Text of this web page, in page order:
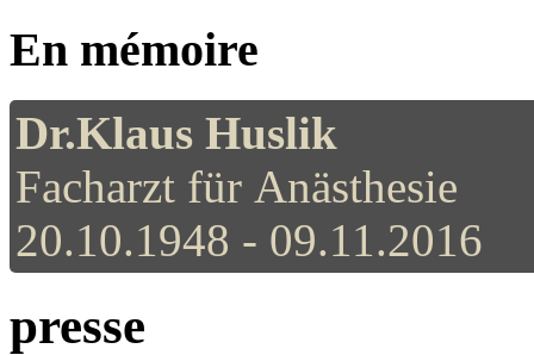
En mémoire
Dr.Klaus Huslik
Facharzt für Anästhesie
20.10.1948 - 09.11.2016
presse